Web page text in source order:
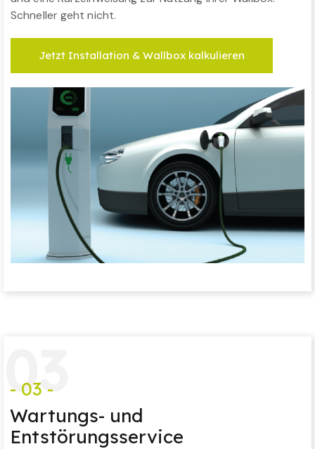
Schneller geht nicht.
Jetzt Installation & Wallbox kalkulieren
03
- 03 -
Wartungs- und
Entstörungsservice